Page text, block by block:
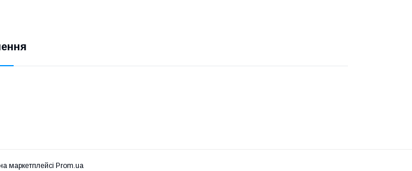
маркетплейсі Prom.ua